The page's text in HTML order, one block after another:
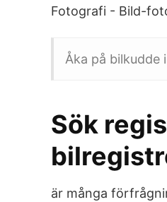
Fotografi - Bild-
Åka på bilkudde
Sök
är många